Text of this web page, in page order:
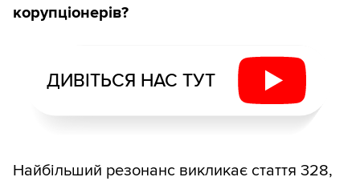
корупціонерів?
ДИВІТЬСЯ НАС ТУТ
Найбільший резонанс викликає стаття 328,